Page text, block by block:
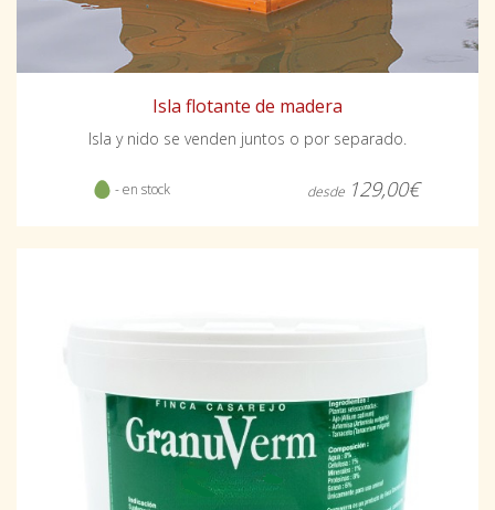
Isla flotante de madera
Isla y nido se venden juntos o por separado.
- en stock desde 129,00€